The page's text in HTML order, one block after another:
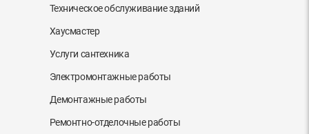
Техническое обслуживание зданий
Хаусмастер
Услуги сантехника
Электромонтажные работы
Демонтажные работы
Ремонтно-отделочные работы